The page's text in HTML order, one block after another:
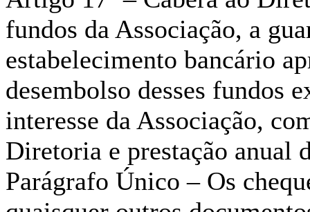
fundos da Associação, a
estabelecimento bancário
desembolso desses fundos
interesse da Associação,
Diretoria e prestação anual
Parágrafo Único – Os